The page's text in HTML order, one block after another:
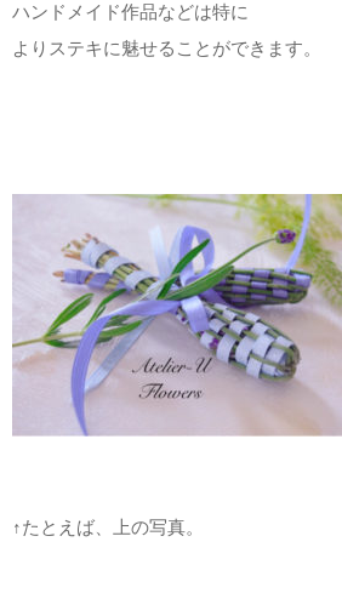
ハンドメイド作品などは特に
よりステキに魅せることができます。
↑たとえば、上の写真。